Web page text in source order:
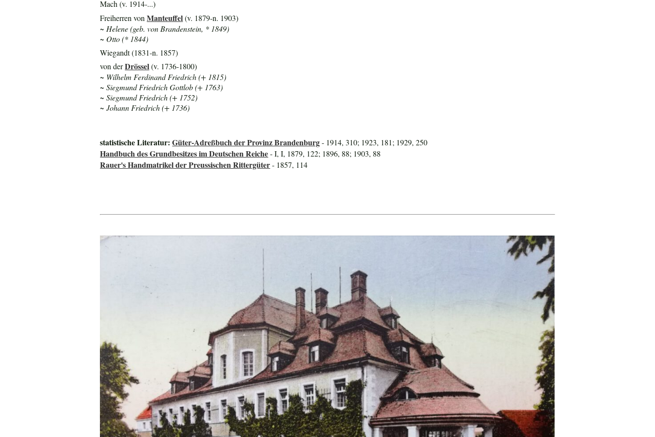
Mach (v. 1914-...)
Freiherren vonManteuffel(v. 1879-n. 1903)
~ Helene (geb. von Brandenstein, * 1849)
~ Otto (* 1844)
Wiegandt (1831-n. 1857)
von derDrössel(v. 1736-1800)
~ Wilhelm Ferdinand Friedrich (+ 1815)
~ Siegmund Friedrich Gottlob (+ 1763)
~ Siegmund Friedrich (+ 1752)
~ Johann Friedrich (+ 1736)
statistische Literatur:Güter-Adreßbuch der Provinz Brandenburg- 1914, 310; 1923, 181; 1929, 250
Handbuch des Grundbesitzes im Deutschen Reiche- I, I, 1879, 122; 1896, 88; 1903, 88
Rauer's Handmatrikel der Preussischen Rittergüter- 1857, 114